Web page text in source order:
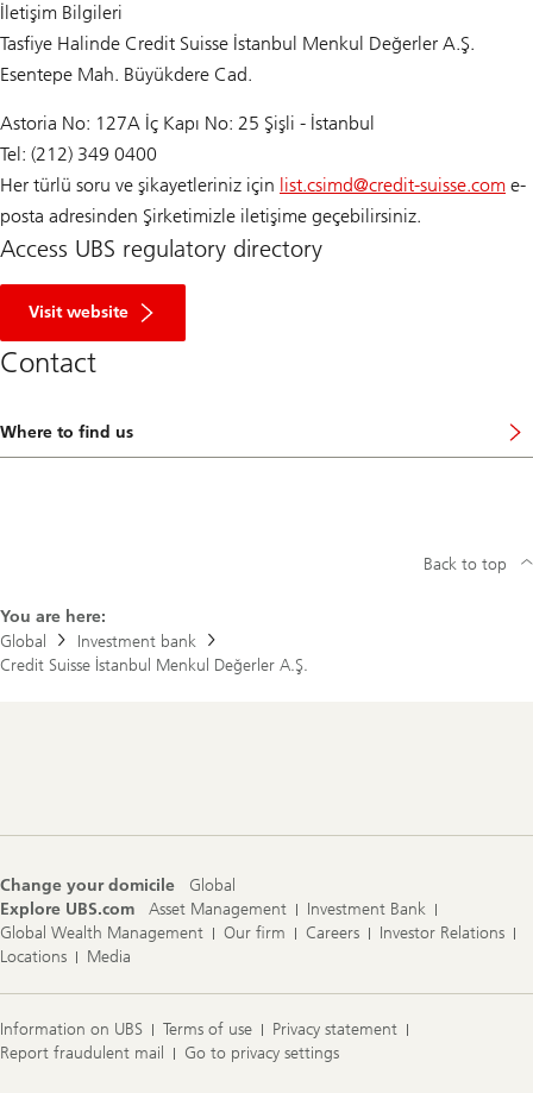
İletişim Bilgileri
Tasfiye Halinde Credit Suisse İstanbul Menkul Değerler A.Ş.
Esentepe Mah. Büyükdere Cad.
Astoria No: 127A İç Kapı No: 25 Şişli - İstanbul
Tel: (212) 349 0400
Her türlü soru ve şikayetleriniz için list.csimd@credit-suisse.com e-
posta adresinden Şirketimizle iletişime geçebilirsiniz.
Access UBS regulatory directory
Visit website
e
l
o
r
y
r
y
Contact
Where to find us
O
f
A
M
L
You are here:
Global
Investment bank
Credit Suisse İstanbul Menkul Değerler A.Ş.
Back to top
Change your domicile
Global
Explore UBS.com
Asset Management
Investment Bank
Global Wealth Management
Our firm Careers
Investor Relations
Locations
Media
Information on UBS Terms of use
Privacy statement
Report fraudulent mail
Go to privacy settings